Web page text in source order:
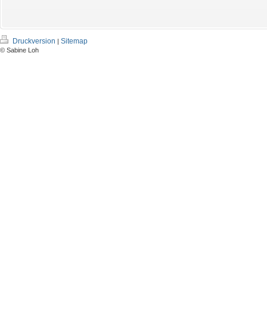
Druckversion | Sitemap
© Sabine Loh